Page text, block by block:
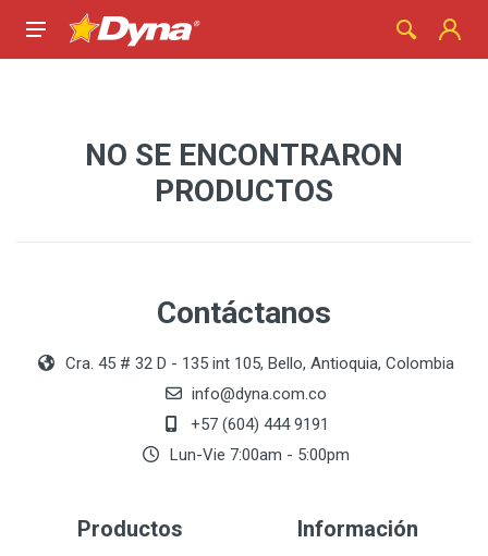
NO SE ENCONTRARON
PRODUCTOS
Contáctanos
Cra. 45 # 32 D - 135 int 105, Bello, Antioquia, Colombia
info@dyna.com.co
+57 (604) 444 9191
Lun-Vie 7:00am - 5:00pm
Productos Información